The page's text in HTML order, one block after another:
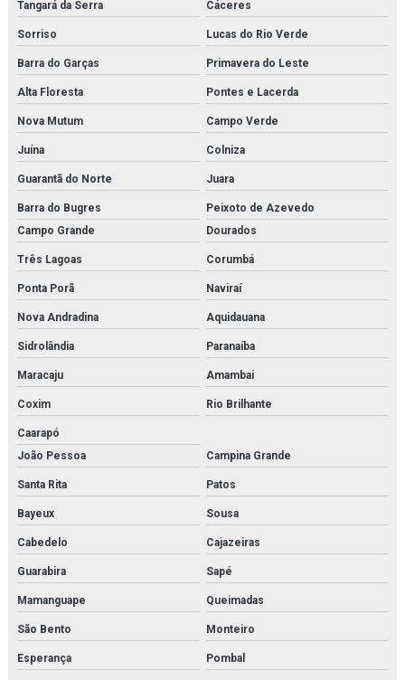
Tangará da Serra Cáceres
Sorriso Lucas do Rio Verde
Barra do Garças Primavera do Leste
Alta Floresta Pontes e Lacerda
Nova Mutum Campo Verde
Juína Colniza
Guarantã do Norte Juara
Barra do Bugres
Peixoto de Azevedo
Campo Grande
Dourados
Três Lagoas Corumbá
Ponta Porã Naviraí
Nova Andradina Aquidauana
Sidrolândia Paranaíba
Maracaju Amambai
Coxim Rio Brilhante
Caarapó
João Pessoa
Campina Grande
Santa Rita Patos
Bayeux Sousa
Cabedelo Cajazeiras
Guarabira Sapé
Mamanguape Queimadas
São Bento Monteiro
Esperança Pombal